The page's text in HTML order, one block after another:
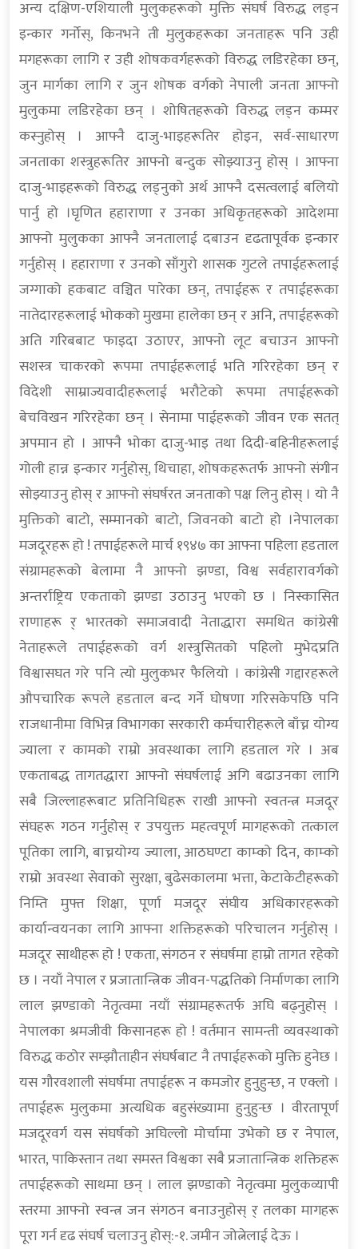
अन्य दक्षिण-एशियाली मुलुकहरूको मुक्ति संघर्ष विरुद्ध लड्न
इन्कार गर्नोस्, किनभने ती मुलुकहरूका जनताहरू पनि उही
मगहरूका लागि र उही शोषकवर्गहरूको विरुद्ध लडिरहेका छन्,
जुन मार्गका लागि र जुन शोषक वर्गको नेपाली जनता आफ्नो
मुलुकमा लडिरहेका छन् । शोषितहरूको विरुद्ध लड्न कम्मर
कस्नुहोस् । आफ्नै दाजु-भाइहरूतिर होइन, सर्व-साधारण
जनताका शस्त्रुहरूतिर आफ्नो बन्दुक सोझ्याउनु होस् । आफ्ना
दाजु-भाइहरूको विरुद्ध लड्नुको अर्थ आफ्नै दसत्वलाई बलियो
पार्नु हो ।घृणित हहाराणा र उनका अधिकृतहरूको आदेशमा
आफ्नो मुलुकका आफ्नै जनतालाई दबाउन दृढतापूर्वक इन्कार
गर्नुहोस् । हहाराणा र उनको साँगुरो शासक गुटले तपाईहरूलाई
जग्गाको हकबाट वञ्चित पारेका छन्, तपाईहरू र तपाईहरूका
नातेदारहरूलाई भोकको मुखमा हालेका छन् र अनि, तपाईहरूको
अति गरिबबाट फाइदा उठाएर, आफ्नो लूट बचाउन आफ्नो
सशस्त्र चाकरको रूपमा तपाईहरूलाई भति गरिरहेका छन् र
विदेशी साम्राज्यवादीहरूलाई भरौटेको रूपमा तपाईहरूको
बेचविखन गरिरहेका छन् । सेनामा पाईहरूको जीवन एक सतत्
अपमान हो । आफ्नै भोका दाजु-भाइ तथा दिदी-बहिनीहरूलाई
गोली हान्न इन्कार गर्नुहोस्, थिचाहा, शोषकहरूतर्फ आफ्नो संगीन
सोझ्याउनु होस् र आफ्नो संघर्षरत जनताको पक्ष लिनु होस् । यो नै
मुक्तिको बाटो, सम्मानको बाटो, जिवनको बाटो हो ।नेपालका
मजदूरहरू हो ! तपाईहरूले मार्च १९४७ का आफ्ना पहिला हडताल
संग्रामहरूको बेलामा नै आफ्नो झण्डा, विश्व सर्वहारावर्गको
अन्तर्राष्ट्रिय एकताको झण्डा उठाउनु भएको छ । निस्कासित
राणाहरू र् भारतको समाजवादी नेताद्धारा समथित कांग्रेसी
नेताहरूले तपाईहरूको वर्ग शस्त्रुसितको पहिलो मुभेदप्रति
विश्वासघत गरे पनि त्यो मुलुकभर फैलियो । कांग्रेसी गद्दारहरूले
औपचारिक रूपले हडताल बन्द गर्ने घोषणा गरिसकेपछि पनि
राजधानीमा विभिन्न विभागका सरकारी कर्मचारीहरूले बाँच्न योग्य
ज्याला र कामको राम्रो अवस्थाका लागि हडताल गरे । अब
एकताबद्ध तागतद्धारा आफ्नो संघर्षलाई अगि बढाउनका लागि
सबै जिल्लाहरूबाट प्रतिनिधिहरू राखी आफ्नो स्वतन्त्र मजदूर
संघहरू गठन गर्नुहोस् र उपयुक्त महत्वपूर्ण मागहरूको तत्काल
पूतिका लागि, बाच्नयोग्य ज्याला, आठघण्टा काम्को दिन, काम्को
राम्रो अवस्था सेवाको सुरक्षा, बुढेसकालमा भत्ता, केटाकेटीहरूको
निम्ति मुफ्त शिक्षा, पूर्णा मजदूर संघीय अधिकारहरूको
कार्यान्वयनका लागि आफ्ना शक्तिहरूको परिचालन गर्नुहोस् ।
मजदूर साथीहरू हो ! एकता, संगठन र संघर्षमा हाम्रो तागत रहेको
छ । नयाँ नेपाल र प्रजातान्त्रिक जीवन-पद्धतिको निर्माणका लागि
लाल झण्डाको नेतृत्वमा नयाँ संग्रामहरूतर्फ अघि बढ्नुहोस् ।
नेपालका श्रमजीवी किसानहरू हो ! वर्तमान सामन्ती व्यवस्थाको
विरुद्ध कठोर सम्झौताहीन संघर्षबाट नै तपाईहरूको मुक्ति हुनेछ ।
यस गौरवशाली संघर्षमा तपाईहरू न कमजोर हुनुहुन्छ, न एक्लो ।
तपाईहरू मुलुकमा अत्यधिक बहुसंख्यामा हुनुहुन्छ । वीरतापूर्ण
मजदूरवर्ग यस संघर्षको अघिल्लो मोर्चामा उभेको छ र नेपाल,
भारत, पाकिस्तान तथा समस्त विश्वका सबै प्रजातान्त्रिक शक्तिहरू
तपाईहरूको साथमा छन् । लाल झण्डाको नेतृत्वमा मुलुकव्यापी
स्तरमा आफ्नो स्वन्त्र जन संगठन बनाउनुहोस् र् तलका मागहरू
पूरा गर्न दृढ संघर्ष चलाउनु होस्:-१. जमीन जोत्नेलाई देऊ ।